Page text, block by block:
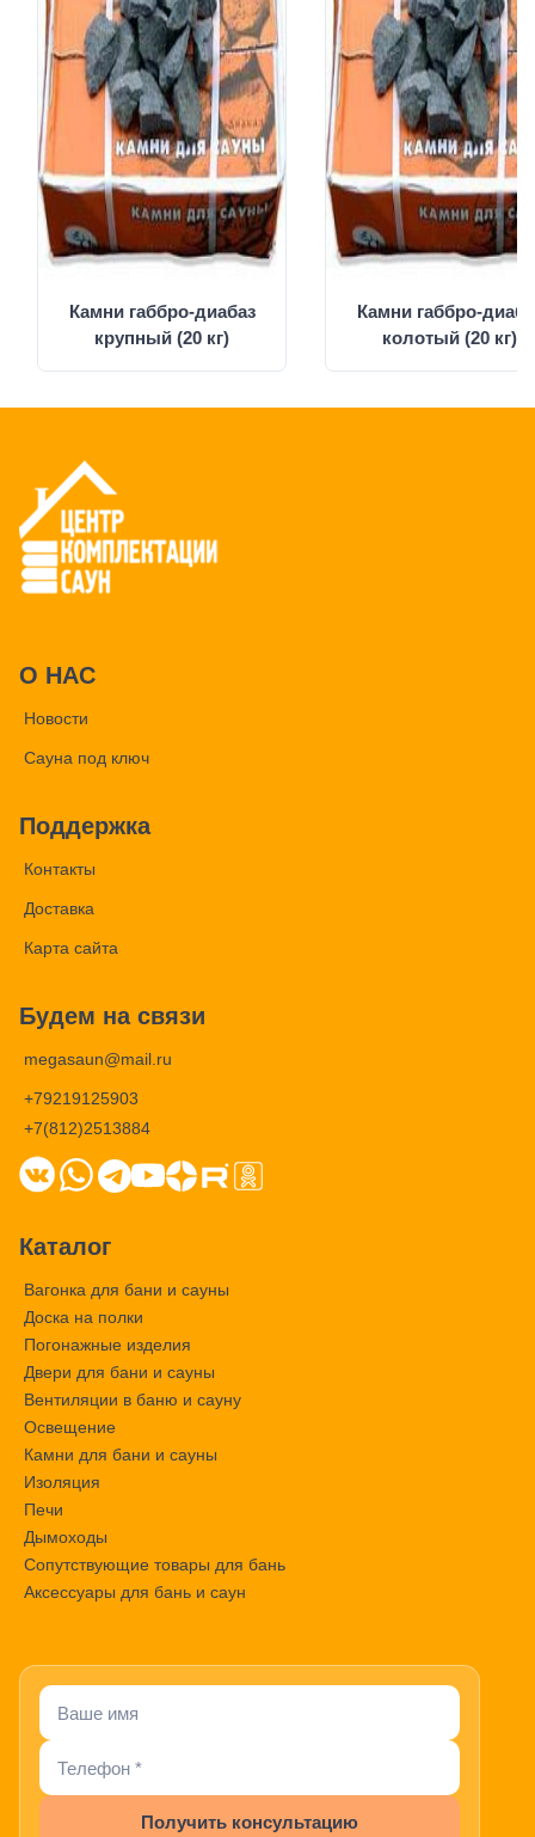
Камни габбро-диабаз
крупный (20 кг)
Камни габбро-
колотый (20 кг)
О НАС
Новости
Сауна под ключ
Поддержка
Контакты
Доставка
Карта сайта
Будем на связи
megasaun@mail.ru
+79219125903
+7(812)2513884
Каталог
Вагонка для бани и сауны
Доска на полки
Погонажные изделия
Двери для бани и сауны
Вентиляции в баню и сауну
Освещение
Камни для бани и сауны
Изоляция
Печи
Дымоходы
Сопутствующие товары для бань
Аксессуары для бань и саун
Получить консультацию